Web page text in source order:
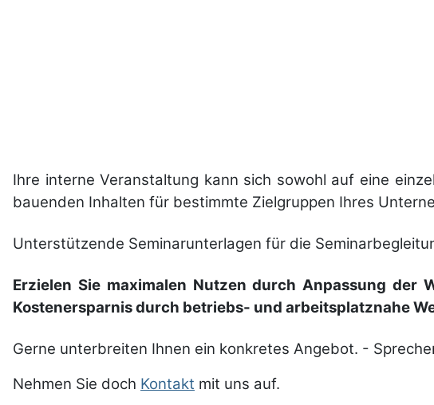
Ihre interne Ver­an­stal­tung kann sich sowohl auf eine
bauen­den Inhal­ten für be­stimm­te Ziel­gruppen Ihres
Unter­stütze­nde Seminar­unter­lagen für die
Erzielen Sie maxi­malen Nutzen durch An­passung der
Kostener­sparnis durch betriebs- und arbeits­platz­nahe
Gerne unter­breiten Ihnen ein kon­kretes Angebot. -
Nehmen Sie doch Kontakt mit uns auf.